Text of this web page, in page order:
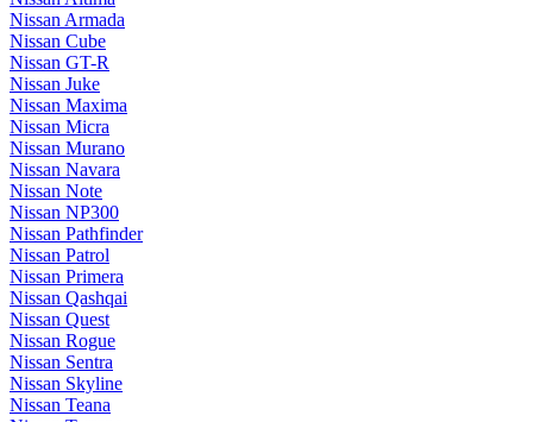
Nissan Armada
Nissan Cube
Nissan GT-R
Nissan Juke
Nissan Maxima
Nissan Micra
Nissan Murano
Nissan Navara
Nissan Note
Nissan NP300
Nissan Pathfinder
Nissan Patrol
Nissan Primera
Nissan Qashqai
Nissan Quest
Nissan Rogue
Nissan Sentra
Nissan Skyline
Nissan Teana